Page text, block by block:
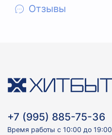
Отзывы
+7 (995) 885-75-36
Время работы с 10:00 до 19:00